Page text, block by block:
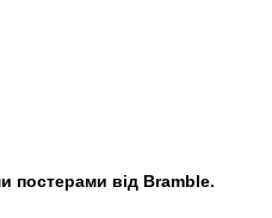
постерами від Bramble.